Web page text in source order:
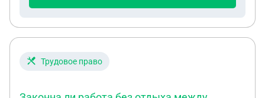
Трудовое право